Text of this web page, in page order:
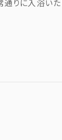
通りに入浴い